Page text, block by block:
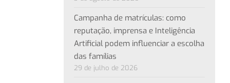
Campanha de matrículas: como
reputação, imprensa e Inteligência
Artificial podem influenciar a escolha
das famílias
29 de julho de 2026